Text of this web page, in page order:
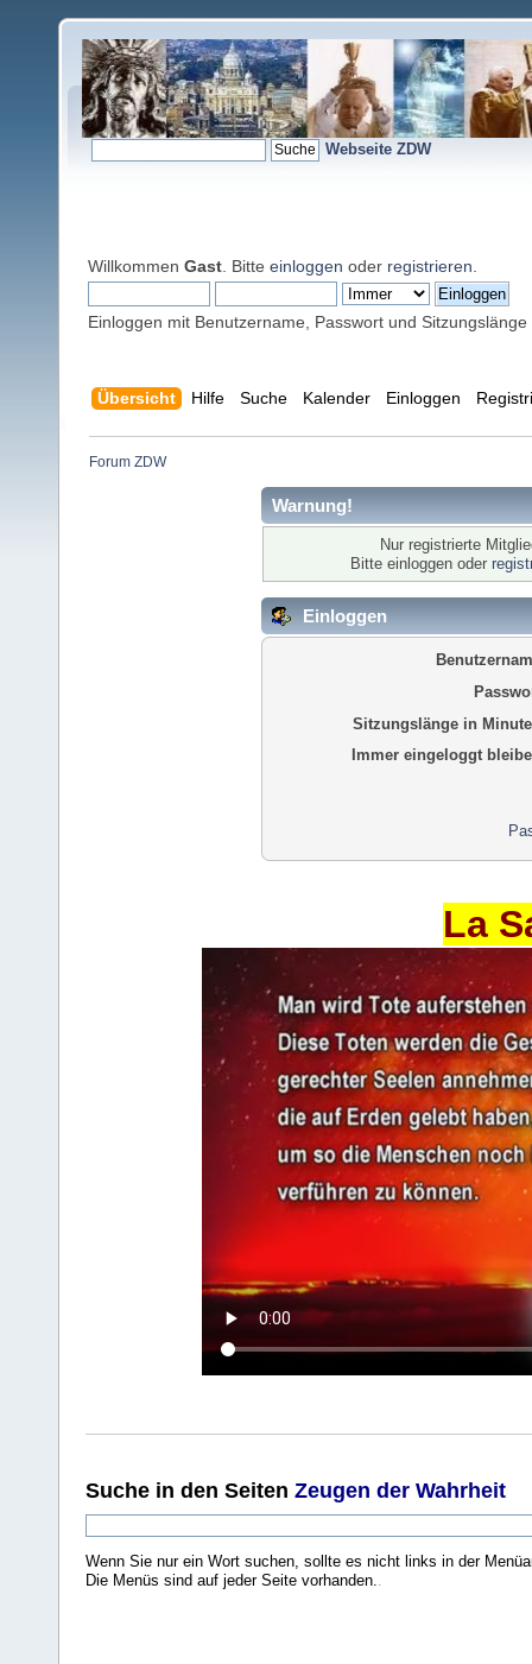
Webseite ZDW
Willkommen Gast . Bitte einloggen oder registrieren
Einloggen mit Benutzername, Passwort und Sitzungslänge
Übersicht Hilfe Suche Kalender Einloggen
Forum ZDW
Warnung!
Nur registrierte
Bitte einloggen oder
Einloggen
Sitzungslänge in
Immer eingeloggt
La
Suche in den Seiten Zeugen der Wahrheit
Wenn Sie nur ein Wort suchen, sollte es nicht links in der
Die Menüs sind auf jeder Seite vorhanden..